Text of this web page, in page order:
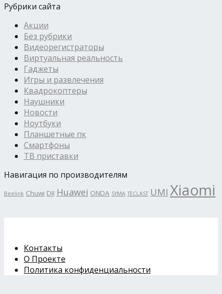
Рубрики сайта
Акции
Без рубрики
Видеорегистраторы
Виртуальная реальность
Гаджеты
Игры и развлечения
Квадрокоптеры
Наушники
Новости
Ноутбуки
Планшетные пк
Смартфоны
ТВ приставки
Навигация по производителям
Beelink Chuwi DJI Huawei ONDA SYMA TECLAST UMI Xiaomi
Контакты
О Проекте
Политика конфиденциальности